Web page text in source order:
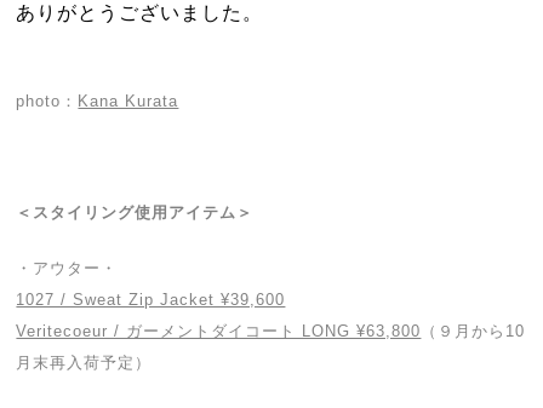
ありがとうございました。
photo： Kana Kurata
＜スタイリング使用アイテム＞
・アウター・
1027 / Sweat Zip Jacket ¥39,600
Veritecoeur / ガーメントダイコート LONG ¥63,800 （９月から10
月末再入荷予定）